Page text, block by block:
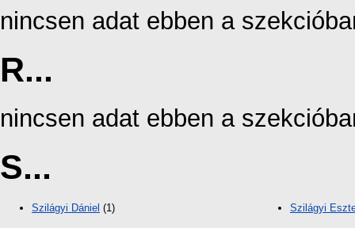
nincsen adat ebben a
R...
nincsen adat ebben a
S...
Szilágyi Dániel (1) Szilágyi